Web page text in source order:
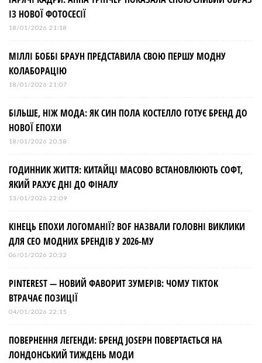
ІЗ НОВОЇ ФОТОСЕСІЇ
18/01/2026 21:18
МІЛЛІ БОББІ БРАУН ПРЕДСТАВИЛА СВОЮ ПЕРШУ МОДНУ
КОЛАБОРАЦІЮ
18/01/2026 21:07
БІЛЬШЕ, НІЖ МОДА: ЯК СИН ПОЛА КОСТЕЛЛО ГОТУЄ БРЕНД ДО
НОВОЇ ЕПОХИ
18/01/2026 20:58
ГОДИННИК ЖИТТЯ: КИТАЙЦІ МАСОВО ВСТАНОВЛЮЮТЬ СОФТ,
ЯКИЙ РАХУЄ ДНІ ДО ФІНАЛУ
13/01/2026 22:09
КІНЕЦЬ ЕПОХИ ЛОГОМАНІЇ? BOF НАЗВАЛИ ГОЛОВНІ ВИКЛИКИ
ДЛЯ СЕО МОДНИХ БРЕНДІВ У 2026-МУ
06/01/2026 20:32
PINTEREST — НОВИЙ ФАВОРИТ ЗУМЕРІВ: ЧОМУ TIKTOK
ВТРАЧАЄ ПОЗИЦІЇ
04/01/2026 22:15
ПОВЕРНЕННЯ ЛЕГЕНДИ: БРЕНД JOSEPH ПОВЕРТАЄТЬСЯ НА
ЛОНДОНСЬКИЙ ТИЖДЕНЬ МОДИ